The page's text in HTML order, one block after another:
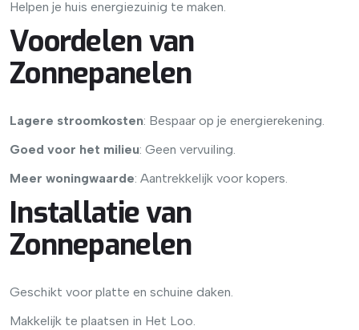
Helpen je huis energiezuinig te maken.
Voordelen van
Zonnepanelen
Lagere stroomkosten: Bespaar op je energierekening.
Goed voor het milieu: Geen vervuiling.
Meer woningwaarde: Aantrekkelijk voor kopers.
Installatie van
Zonnepanelen
Geschikt voor platte en schuine daken.
Makkelijk te plaatsen in Het Loo.